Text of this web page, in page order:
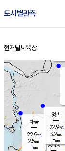
도시별관측
홈
현재날씨 육상
경서동
대곶
22.9℃
2.5m/s
-mm
양촌
22.9℃
3.2m/s
-mm